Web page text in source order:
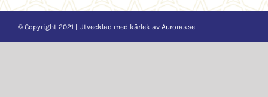
© Copyright 2021 | Utvecklad med kärlek av Auroras.se